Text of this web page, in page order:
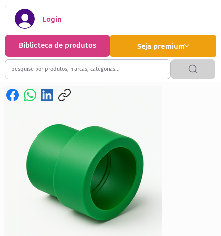
Seja premium
Biblioteca de produtos
Login